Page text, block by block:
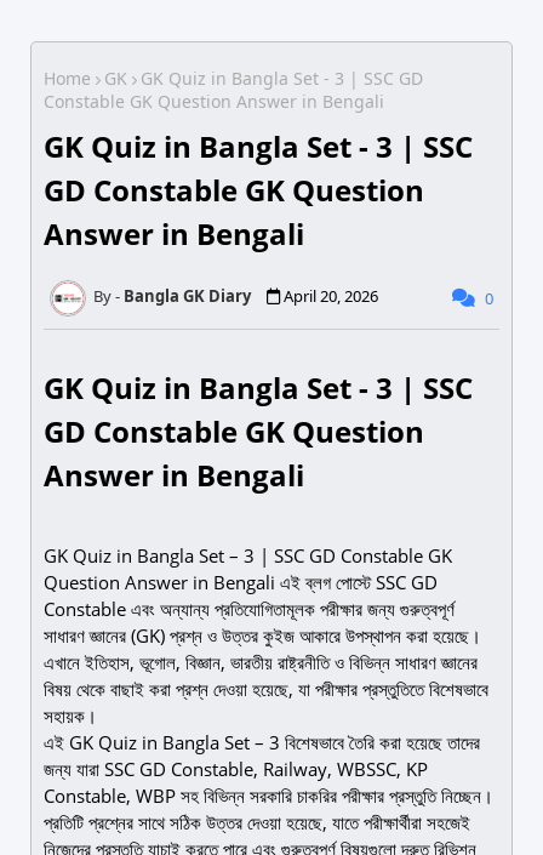
Home GK
GK Quiz in Bangla Set - 3 | SSC GD
Constable GK Question Answer in Bengali
GK Quiz in Bangla Set - 3 | SSC
GD Constable GK Question
Answer in Bengali
Bangla GK Diary April 20, 2026 0
GK Quiz in Bangla Set - 3 | SSC
GD Constable GK Question
Answer in Bengali
GK Quiz in Bangla Set – 3 | SSC GD Constable GK
Question Answer in Bengali এই ব্লগ পোস্টে SSC GD
Constable এবং অন্যান্য প্রতিযোগিতামূলক পরীক্ষার জন্য গুরুত্বপূর্ণ
সাধারণ জ্ঞানের (GK) প্রশ্ন ও উত্তর কুইজ আকারে উপস্থাপন করা হয়েছে।
এখানে ইতিহাস, ভূগোল, বিজ্ঞান, ভারতীয় রাষ্ট্রনীতি ও বিভিন্ন সাধারণ জ্ঞানের
বিষয় থেকে বাছাই করা প্রশ্ন দেওয়া হয়েছে, যা পরীক্ষার প্রস্তুতিতে বিশেষভাবে
সহায়ক।
এই GK Quiz in Bangla Set – 3 বিশেষভাবে তৈরি করা হয়েছে তাদের
জন্য যারা SSC GD Constable, Railway, WBSSC, KP
Constable, WBP সহ বিভিন্ন সরকারি চাকরির পরীক্ষার প্রস্তুতি নিচ্ছেন।
প্রতিটি প্রশ্নের সাথে সঠিক উত্তর দেওয়া হয়েছে, যাতে পরীক্ষার্থীরা সহজেই
নিজেদের প্রস্তুতি যাচাই করতে পারে এবং গুরুত্বপূর্ণ বিষয়গুলো দ্রুত রিভিশন